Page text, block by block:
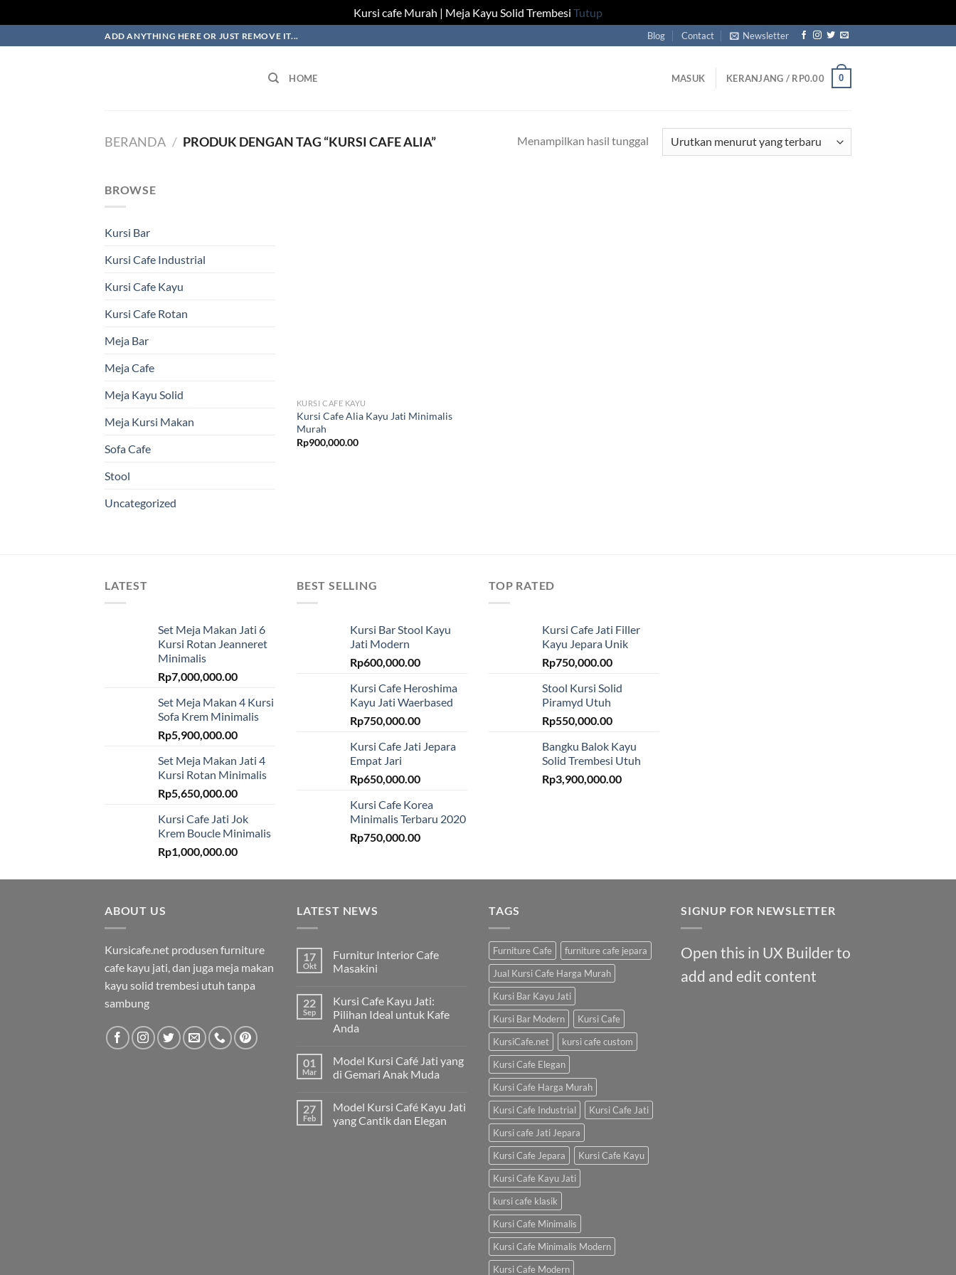
Kursi cafe Murah | Meja Kayu Solid Trembesi Tutup
to
ADD ANYTHING HERE OR JUST REMOVE IT... Blog Contact Newsletter
HOME MASUK KERANJANG / RP0.00 0
BERANDA / PRODUK DENGAN TAG “KURSI CAFE ALIA” Menampilkan hasil tunggal
BROWSE
Kursi Bar
Kursi Cafe Industrial
Kursi Cafe Kayu
Kursi Cafe Rotan
Meja Bar
Meja Cafe
Meja Kayu Solid
Meja Kursi Makan
Sofa Cafe
Stool
Uncategorized
KURSI CAFE KAYU
Kursi Cafe Alia Kayu Jati Minimalis
Murah
Rp900,000.00
LATEST
Set Meja Makan Jati 6
Kursi Rotan Jeanneret
Minimalis
Rp7,000,000.00
Set Meja Makan 4 Kursi
Sofa Krem Minimalis
Rp5,900,000.00
Set Meja Makan Jati 4
Kursi Rotan Minimalis
Rp5,650,000.00
Kursi Cafe Jati Jok
Krem Boucle Minimalis
Rp1,000,000.00
BEST SELLING
Kursi Bar Stool Kayu
Jati Modern
Rp600,000.00
Kursi Cafe Heroshima
Kayu Jati Waerbased
Rp750,000.00
Kursi Cafe Jati Jepara
Empat Jari
Rp650,000.00
Kursi Cafe Korea
Minimalis Terbaru 2020
Rp750,000.00
TOP RATED
Kursi Cafe Jati Filler
Kayu Jepara Unik
Rp750,000.00
Stool Kursi Solid
Piramyd Utuh
Rp550,000.00
Bangku Balok Kayu
Solid Trembesi Utuh
Rp3,900,000.00
ABOUT US
Kursicafe.net produsen furniture
cafe kayu jati, dan juga meja makan
kayu solid trembesi utuh tanpa
sambung
LATEST NEWS
17
Okt
Furnitur Interior Cafe
Masakini
22
Sep
Kursi Cafe Kayu Jati:
Pilihan Ideal untuk Kafe
Anda
01
Mar
Model Kursi Café Jati yang
di Gemari Anak Muda
27
Feb
Model Kursi Café Kayu Jati
yang Cantik dan Elegan
TAGS
Furniture Cafe
furniture cafe jepara
Jual Kursi Cafe Harga Murah
Kursi Bar Kayu Jati
Kursi Bar Modern
Kursi Cafe
KursiCafe.net
kursi cafe custom
Kursi Cafe Elegan
Kursi Cafe Harga Murah
Kursi Cafe Industrial
Kursi Cafe Jati
Kursi cafe Jati Jepara
Kursi Cafe Jepara
Kursi Cafe Kayu
Kursi Cafe Kayu Jati
kursi cafe klasik
Kursi Cafe Minimalis
Kursi Cafe Minimalis Modern
Kursi Cafe Modern
SIGNUP FOR NEWSLETTER
Open this in UX Builder to
add and edit content